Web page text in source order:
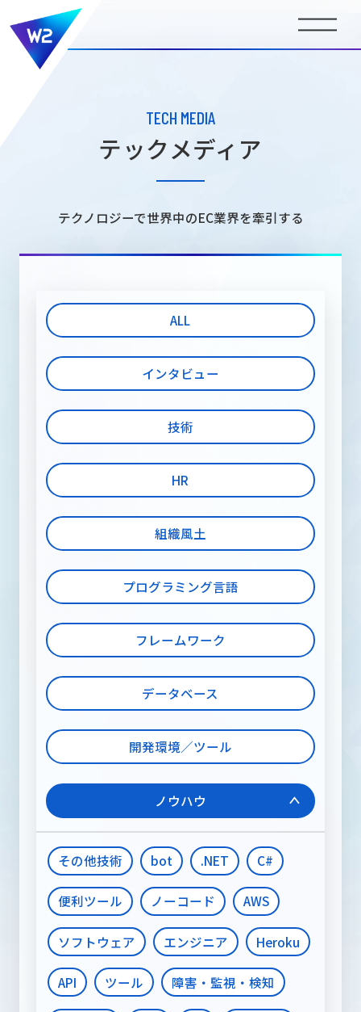
事業内容
COMPANY INFORMATION
メディア
RECRUIT INFORMATION
採用情報
お問い合わせ
TECH MEDIA
テックメディア
テクノロジーで世界中のEC業界を牽引する
ALL
インタビュー
技術
HR
組織風土
プログラミング言語
フレームワーク
データベース
開発環境／ツール
ノウハウ
その他技術 bot .NET C#
便利ツール ノーコード AWS
ソフトウェア エンジニア Heroku
API ツール 障害・監視・検知